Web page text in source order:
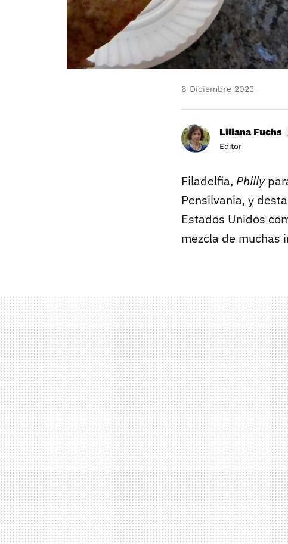
6 Diciembre 2023
Liliana Fuchs
Editor
Filadelfia, Philly
Pensilvania, y
Estados Unidos
mezcla de muchas